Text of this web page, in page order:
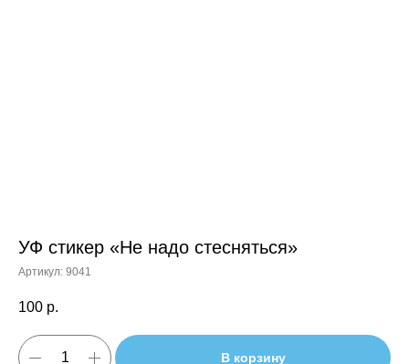
УФ стикер «Не надо стесняться»
Артикул: 9041
100 р.
В корзину